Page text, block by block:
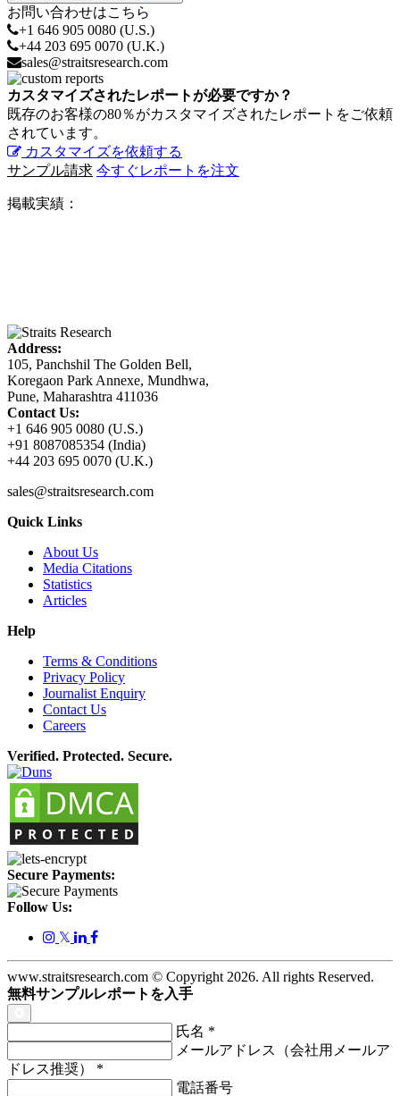
お問い合わせはこちら
+1 646 905 0080 (U.S.)
+44 203 695 0070 (U.K.)
sales@straitsresearch.com
カスタマイズされたレポートが必要ですか？
既存のお客様の80％がカスタマイズされたレポートをご依頼
されています。
カスタマイズを依頼する
サンプル請求 今すぐレポートを注文
掲載実績：
Address:
105, Panchshil The Golden Bell,
Koregaon Park Annexe, Mundhwa,
Pune, Maharashtra 411036
Contact Us:
+1 646 905 0080 (U.S.)
+91 8087085354 (India)
+44 203 695 0070 (U.K.)
sales@straitsresearch.com
Quick Links
About Us
Media Citations
Statistics
Articles
Help
Terms & Conditions
Privacy Policy
Journalist Enquiry
Contact Us
Careers
Verified. Protected. Secure.
Secure Payments:
Follow Us:
𝕏
www.straitsresearch.com © Copyright 2026. All rights Reserved.
無料サンプルレポートを入手
氏名 *
メールアドレス（会社用メールア
ドレス推奨） *
電話番号